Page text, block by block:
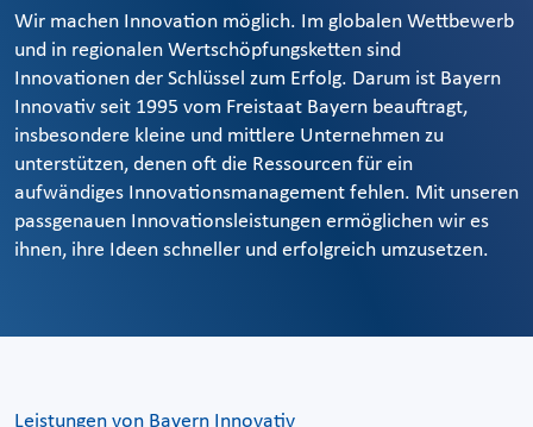
Wir machen Innovation möglich. Im globalen Wettbewerb
und in regionalen Wertschöpfungsketten sind
Innovationen der Schlüssel zum Erfolg. Darum ist Bayern
Innovativ seit 1995 vom Freistaat Bayern beauftragt,
insbesondere kleine und mittlere Unternehmen zu
unterstützen, denen oft die Ressourcen für ein
aufwändiges Innovationsmanagement fehlen. Mit unseren
passgenauen Innovationsleistungen ermöglichen wir es
ihnen, ihre Ideen schneller und erfolgreich umzusetzen.
Leistungen von Bayern Innovativ